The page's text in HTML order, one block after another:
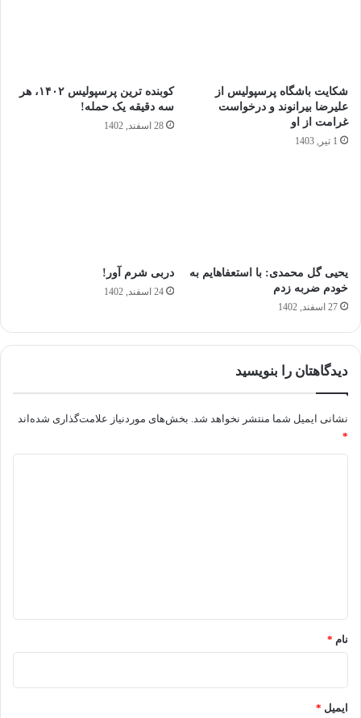
شکایت باشگاه پرسپولیس از
علیرضا بیرانوند و درخواست
غرامت از او
1 تیر, 1403
کوبنده ترین پرسپولیس ۱۴۰۲، هر
سه دقیقه یک حمله!
28 اسفند, 1402
یحیی گل محمدی: با استعفاهایم به
خودم ضربه زدم
27 اسفند, 1402
دربی شرم آور!
24 اسفند, 1402
دیدگاهتان را بنویسید
نشانی ایمیل شما منتشر نخواهد شد. بخش‌های موردنیاز علامت‌گذاری شده‌اند
*
نام *
ایمیل *